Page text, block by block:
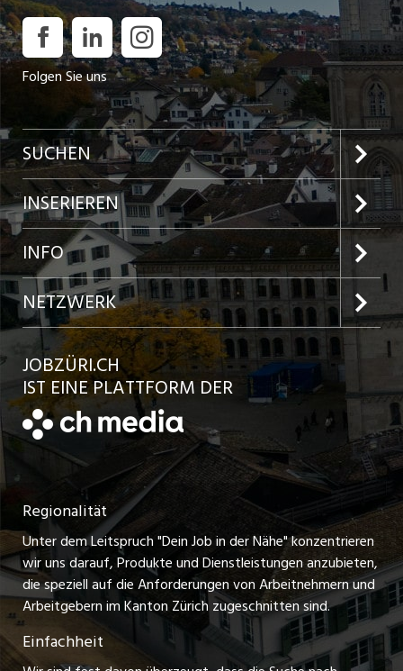
Folgen Sie uns
SUCHEN
Jobs im Kanton Zürich
Jobs in der Stadt Zürich
Jobs in der Stadt Winterthur
Jobs in der Stadt Bülach
Jobs in der Stadt Uster
Jobs in der Stadt Horgen
Festanstellungen
Temporäre Jobs
Freelance Jobs
Praktikum-Jobs
Lehrstellen
Ferienjobs
INSERIEREN
Preise und Leistungen
Inserat aufgeben
Kundenlogin
Schnittstelle
INFO
Team
Ratgeber
AGB
Datenschutzerklärung
Nutzungsbedingungen
Impressum
Stellenmeldepflicht
NETZWERK
jobbasel.ch
jobbern.ch
jobmittelland.ch
zentraljob.ch
myjob.ch
schaffu.ch (VS)
ajourjob.ch
JOBZÜRI.CH
IST EINE PLATTFORM DER
Regionalität
Unter dem Leitspruch "Dein Job in der Nähe" konzentrieren
wir uns darauf, Produkte und Dienstleistungen anzubieten,
die speziell auf die Anforderungen von Arbeitnehmern und
Arbeitgebern im Kanton Zürich zugeschnitten sind.
Einfachheit